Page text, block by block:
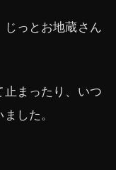
じっとお地蔵さん
まったり、いつ
した。